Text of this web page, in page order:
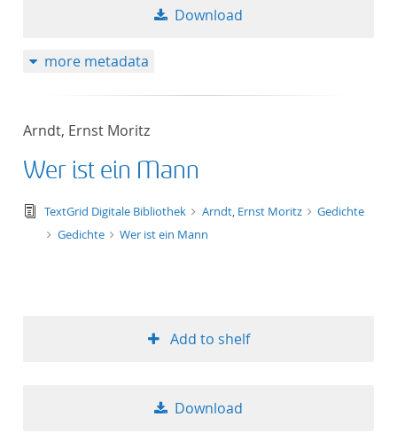
Download
more metadata
Arndt, Ernst Moritz
Wer ist ein Mann
text/tg.edition+tg.aggregation+xml
TextGrid Digitale Bibliothek Arndt, Ernst Moritz
Gedichte
Gedichte
Wer ist ein Mann
Add to shelf
Download